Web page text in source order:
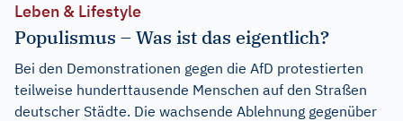
Leben & Lifestyle
Populismus – Was ist das eigentlich?
Bei den Demonstrationen gegen die AfD protestierten
teilweise hunderttausende Menschen auf den Straßen
deutscher Städte. Die wachsende Ablehnung gegenüber